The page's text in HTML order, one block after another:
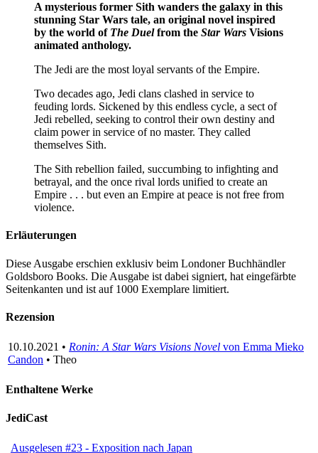
A mysterious former Sith wanders the galaxy in this
stunning Star Wars tale, an original novel inspired
by the world of The Duelfrom the Star Wars Visions
animated anthology.
The Jedi are the most loyal servants of the Empire.
Two decades ago, Jedi clans clashed in service to
feuding lords. Sickened by this endless cycle, a sect of
Jedi rebelled, seeking to control their own destiny and
claim power in service of no master. They called
themselves Sith.
The Sith rebellion failed, succumbing to infighting and
betrayal, and the once rival lords unified to create an
Empire . . . but even an Empire at peace is not free from
violence.
Erläuterungen
Diese Ausgabe erschien exklusiv beim Londoner Buchhändler
Goldsboro Books. Die Ausgabe ist dabei signiert, hat eingefärbte
Seitenkanten und ist auf 1000 Exemplare limitiert.
Rezension
10.10.2021 • Ronin: A Star Wars Visions Novel von Emma Mieko
Candon • Theo
Enthaltene Werke
JediCast
Ausgelesen #23 - Exposition nach Japan